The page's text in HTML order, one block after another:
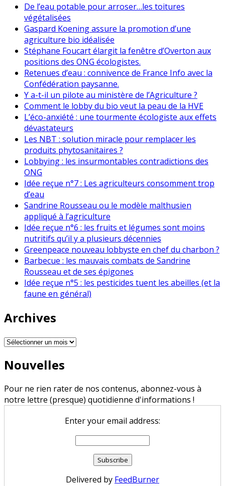
De l’eau potable pour arroser…les toitures
végétalisées
Gaspard Koening assure la promotion d’une
agriculture bio idéalisée
Stéphane Foucart élargit la fenêtre d’Overton aux
positions des ONG écologistes.
Retenues d’eau : connivence de France Info avec la
Confédération paysanne.
Y a-t-il un pilote au ministère de l’Agriculture ?
Comment le lobby du bio veut la peau de la HVE
L’éco-anxiété : une tourmente écologiste aux effets
dévastateurs
Les NBT : solution miracle pour remplacer les
produits phytosanitaires ?
Lobbying : les insurmontables contradictions des
ONG
Idée reçue n°7 : Les agriculteurs consomment trop
d’eau
Sandrine Rousseau ou le modèle malthusien
appliqué à l’agriculture
Idée reçue n°6 : les fruits et légumes sont moins
nutritifs qu’il y a plusieurs décennies
Greenpeace nouveau lobbyste en chef du charbon ?
Barbecue : les mauvais combats de Sandrine
Rousseau et de ses épigones
Idée reçue n°5 : les pesticides tuent les abeilles (et la
faune en général)
Archives
Archives
Nouvelles
Pour ne rien rater de nos contenus, abonnez-vous à
notre lettre (presque) quotidienne d'informations !
Enter your email address:
Delivered by FeedBurner